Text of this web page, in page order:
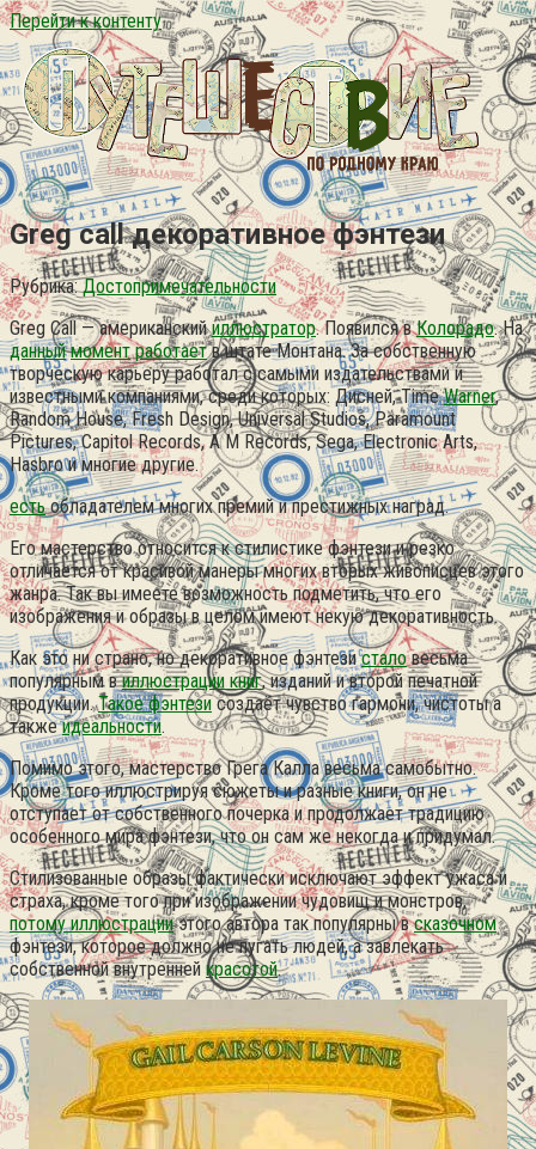
Перейти к контенту
Greg call декоративное фэнтези
Рубрика: Достопримечательности
Greg Call — американскийиллюстратор. Появился вКолорадо. На
данный момент работаетв штате Монтана. За собственную
творческую карьеру работал с самыми издательствами и
известными компаниями, среди которых: Дисней, TimeWarner,
Random House, Fresh Design, Universal Studios, Paramount
Pictures, Capitol Records, A M Records, Sega, Electronic Arts,
Hasbro и многие другие.
естьобладателем многих премий и престижных наград.
Его мастерство относится к стилистике фэнтези и резко
отличается от красивой манеры многих вторых живописцев этого
жанра.Так вы имеете возможность подметить, что его
изображения и образы в целом имеют некую декоративность.
Как это ни страно, но декоративное фэнтезисталовесьма
популярным виллюстрации книг, изданий и второй печатной
продукции.Такое фэнтезисоздаёт чувство гармони, чистоты а
такжеидеальности.
Помимо этого, мастерство Грега Калла весьма самобытно.
Кроме того иллюстрируя сюжеты и разные книги, он не
отступает от собственного почерка и продолжает традицию
особенного мира фэнтези, что он сам же некогда и придумал.
Стилизованные образы фактически исключают эффект ужаса и
страха, кроме того при изображении чудовищ и монстров,
потому иллюстрацииэтого автора так популярны всказочном
фэнтези, которое должно не пугать людей, а завлекать
собственной внутренней красотой.